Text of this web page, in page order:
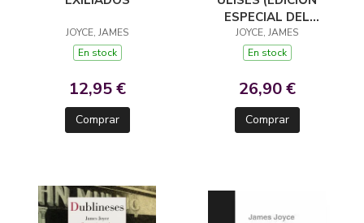
JOYCE, JAMES
En stock
12,95 €
Comprar
ESPECIAL DEL
CENTENARIO)
JOYCE, JAMES
En stock
26,90 €
Comprar